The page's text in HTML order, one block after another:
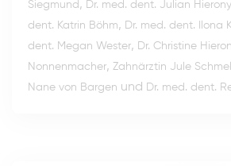
Siegmund , Dr. med. dent. Julian
dent. Katrin Böhm, Dr. med. dent. Ilona
dent. Megan Wester, Dr. Christine
Nonnenmacher, Zahnärztin Jule
Nane von Bargen und Dr. med. dent.